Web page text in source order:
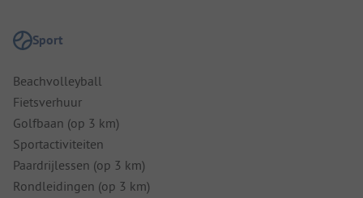
Sport
Beachvolleyball
Fietsverhuur
Golfbaan (op 3 km)
Sportactiviteiten
Paardrijlessen (op 3 km)
Rondleidingen (op 3 km)